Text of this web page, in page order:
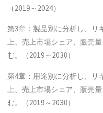
（2019～2024）
第3章：製品別に分析し、リ
上、売上市場シェア、販売
む。（2019～2030）
第4章：用途別に分析し、リ
上、売上市場シェア、販売
む。（2019～2030）